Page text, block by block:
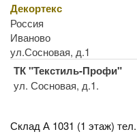
Декортекс
Россия
Иваново
ул.Сосновая, д.1
ТК "Текстиль-Профи"
ул. Сосновая, д.1.
Склад А 1031 (1 этаж)